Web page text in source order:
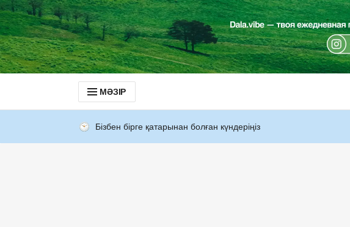
МӘЗІР
Бізбен бірге қатарынан болған күндеріңіз